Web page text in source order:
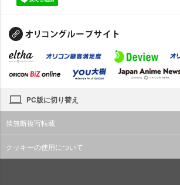
PC版に切り替え
禁無断複写転載
クッキーの使用について